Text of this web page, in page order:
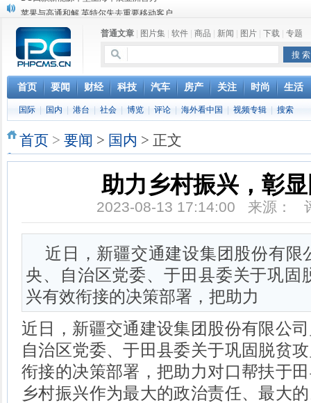
苹果与高通和解 英特尔失去重要移动客户
iOS 13加入黑暗模式 多功能加持6月份见
高通与苹果达成和解，双方达成6年许可协议
巴黎圣母院大火肆虐，人类文明的一场浩劫
奔驰维权女车主捅出了一个最大的瓜
苹果MacOS曝新功能：将iPad作为拓展屏
DS四款新能源车型上海车展亚洲首秀
普通文章 图片集 软件 商品 新闻 图片 下载 专题
首页 要闻 财经 科技 汽车 房产 关注 时尚 生活
国际 国内 港台 社会 博览 评论 海外看中国 视频专辑 搜索
首页 > 要闻 > 国内 > 正文
助力乡村振兴，彰
2023-08-13 17:14:00 来源：
近日，新疆交通建设集团股份有限
央、自治区党委、于田县委关于巩固
兴有效衔接的决策部署，把助力
近日，新疆交通建设集团股份有限公
自治区党委、于田县委关于巩固脱贫
衔接的决策部署，把助力对口帮扶于
乡村振兴作为最大的政治责任、最大